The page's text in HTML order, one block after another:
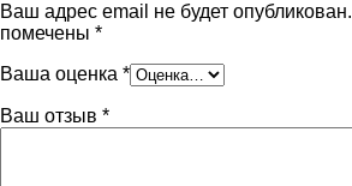
Ваш адрес email не будет опубликован.
помечены *
Ваша оценка *
Ваш отзыв *